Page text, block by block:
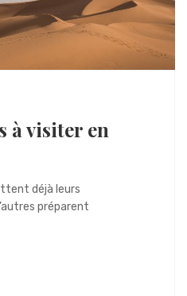
à visiter en
déjà leurs
préparent